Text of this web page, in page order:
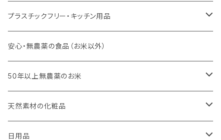
プラスチックフリー・キッチン用品
キッチンスポンジ・キッチンブラシ
びわこ・和太布（日本独自の方法で織られた木綿の布巾）
weck（ドイツ生まれのガラス容器）
パーツ
スタッシャー（シリコンの保存容器）
安心・無農薬の食品（お米以外）
50年以上無農薬のお米
玄米（定期便）
白米（定期便）
天然素材の化粧品
日焼け止め
日用品